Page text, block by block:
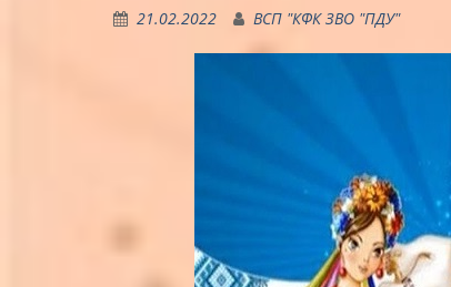
21.02.2022 ВСП "КФК ЗВО "ПДУ"